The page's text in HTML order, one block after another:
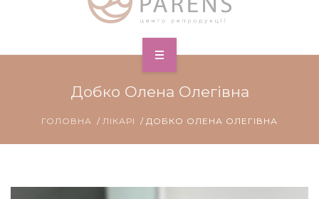
Добко Олена Олегівна
ГОЛОВНА ЛІКАРІ ДОБКО ОЛЕНА ОЛЕГІВНА